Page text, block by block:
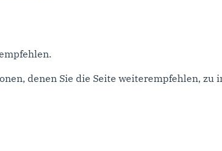
denen Sie die Seite weiterempfehlen,